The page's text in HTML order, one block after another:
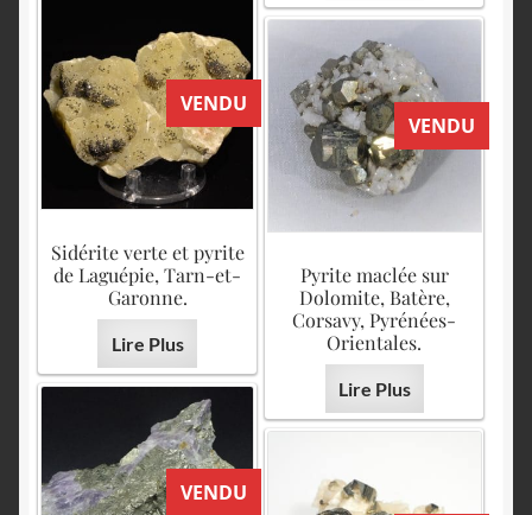
VENDU
Sidérite verte et pyrite
de Laguépie, Tarn-et-
Garonne.
Lire Plus
VENDU
Pyrite maclée sur
Dolomite, Batère,
Corsavy, Pyrénées-
Orientales.
Lire Plus
VENDU